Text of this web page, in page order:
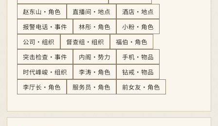
赵东山 · 角色
直播间 · 地点
酒店 · 地点
报警电话 · 事件
林彤 · 角色
小粉 · 角色
公司 · 组织
督查组 · 组织
福伯 · 角色
突击检查 · 事件
内阁 · 势力
手机 · 物品
时代峰峻 · 组织
李涛 · 角色
钻戒 · 物品
李厅长 · 角色
服务员 · 角色 前女友 · 角色